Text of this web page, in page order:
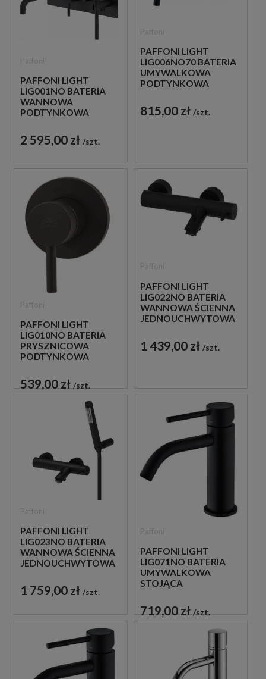
PAFFONI LIGHT
LIG001NO BATERIA
WANNOWA
PODTYNKOWA
CZARNA
2 595,00 zł szt.
PAFFONI LIGHT
LIG006NO70 BATERIA
UMYWALKOWA
PODTYNKOWA
CZARNA
815,00 zł szt.
PAFFONI LIGHT
LIG010NO BATERIA
PRYSZNICOWA
PODTYNKOWA
CZARNA
539,00 zł szt.
PAFFONI LIGHT
LIG022NO BATERIA
WANNOWA ŚCIENNA
JEDNOUCHWYTOWA
1 439,00 zł szt.
PAFFONI LIGHT
LIG023NO BATERIA
WANNOWA ŚCIENNA
JEDNOUCHWYTOWA
1 759,00 zł szt.
PAFFONI LIGHT
LIG071NO BATERIA
UMYWALKOWA
STOJĄCA
CZARNA
719,00 zł szt.